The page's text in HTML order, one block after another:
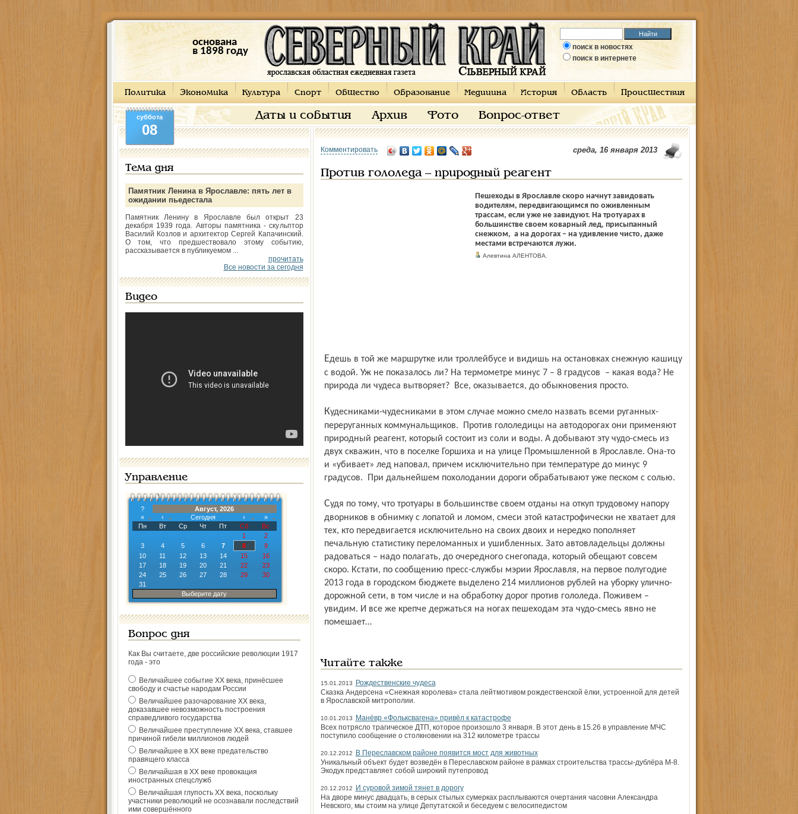
основана
в 1898 году
поиск в новостях
поиск в интернете
Политика Экономика Культура Спорт Общество Образование Медицина История Область Происшествия
Даты и события Архив Фото Вопрос-ответ
суббота
08
Тема дня
Памятник Ленина в Ярославле: пять лет в
ожидании пьедестала
Памятник Ленину в Ярославле был открыт 23
декабря 1939 года. Авторы памятника - скульптор
Василий Козлов и архитектор Сергей Капачинский.
О том, что предшествовало этому событию,
рассказывается в публикуемом ...
прочитать
Все новости за сегодня
Видео
Управление
?
Август, 2026
«
‹ Сегодня ›
»
Пн
Вт Ср Чт Пт Сб
Вс
1
2
3
4 5 6 7 8
9
10
11 12 13 14 15
16
17
18 19 20 21 22
23
24
25 26 27 28 29
30
31
Выберите дату
Вопрос дня
Как Вы считаете, две российские революции 1917
года - это
Величайшее событие ХХ века, принёсшее
свободу и счастье народам России
Величайшее разочарование ХХ века,
доказавшее невозможность построения
справедливого государства
Величайшее преступление ХХ века, ставшее
причиной гибели миллионов людей
Величайшее в ХХ веке предательство
правящего класса
Величайшая в ХХ веке провокация
иностранных спецслужб
Величайшая глупость ХХ века, поскольку
участники революций не осознавали последствий
ими совершённого
Комментировать среда, 16 января 2013
Против гололеда – природный реагент
Пешеходы в Ярославле скоро начнут завидовать
водителям, передвигающимся по оживленным
трассам, если уже не завидуют. На тротуарах в
большинстве своем коварный лед, присыпанный
снежком, а на дорогах – на удивление чисто, даже
местами встречаются лужи.
Алевтина АЛЕНТОВА.
Едешь в той же маршрутке или троллейбусе и видишь на остановках снежную кашицу
с водой. Уж не показалось ли? На термометре минус 7 – 8 градусов – какая вода? Не
природа ли чудеса вытворяет? Все, оказывается, до обыкновения просто.
Кудесниками-чудесниками в этом случае можно смело назвать всеми руганных-
переруганных коммунальщиков. Против гололедицы на автодорогах они применяют
природный реагент, который состоит из соли и воды. А добывают эту чудо-смесь из
двух скважин, что в поселке Горшиха и на улице Промышленной в Ярославле. Она-то
и «убивает» лед наповал, причем исключительно при температуре до минус 9
градусов. При дальнейшем похолодании дороги обрабатывают уже песком с солью.
Судя по тому, что тротуары в большинстве своем отданы на откуп трудовому напору
дворников в обнимку с лопатой и ломом, смеси этой катастрофически не хватает для
тех, кто передвигается исключительно на своих двоих и нередко пополняет
печальную статистику переломанных и ушибленных. Зато автовладельцы должны
радоваться – надо полагать, до очередного снегопада, который обещают совсем
скоро. Кстати, по сообщению пресс-службы мэрии Ярославля, на первое полугодие
2013 года в городском бюджете выделено 214 миллионов рублей на уборку улично-
дорожной сети, в том числе и на обработку дорог против гололеда. Поживем –
увидим. И все же крепче держаться на ногах пешеходам эта чудо-смесь явно не
помешает…
Читайте также
15.01.2013
Рождественские чудеса
Сказка Андерсена «Снежная королева» стала лейтмотивом рождественской ёлки, устроенной для детей
в Ярославской митрополии.
10.01.2013
Манёвр «Фольксвагена» привёл к катастрофе
Всех потрясло трагическое ДТП, которое произошло 3 января. В этот день в 15.26 в управление МЧС
поступило сообщение о столкновении на 312 километре трассы
20.12.2012
В Переславском районе появится мост для животных
Уникальный объект будет возведён в Переслав­ском районе в рамках строительства трассы-дублёра М-8.
Экодук представляет собой широкий путепровод
20.12.2012
И суровой зимой тянет в дорогу
На дворе минус двадцать, в серых стылых сумерках расплываются очертания часовни Александра
Невского, мы стоим на улице Депутатской и беседуем с велосипедистом